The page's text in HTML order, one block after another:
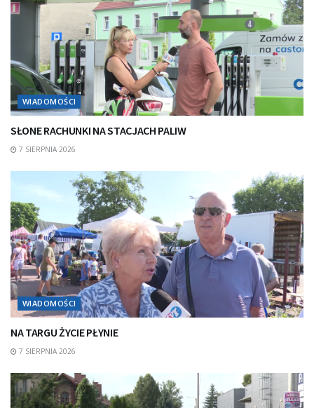
WIADOMOŚCI
SŁONE RACHUNKI NA STACJACH PALIW
7 SIERPNIA 2026
WIADOMOŚCI
NA TARGU ŻYCIE PŁYNIE
7 SIERPNIA 2026